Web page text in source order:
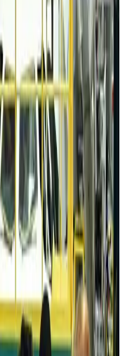
WTTC
servicing benefits
CEO
summer packages
for Pakistan, Philippines